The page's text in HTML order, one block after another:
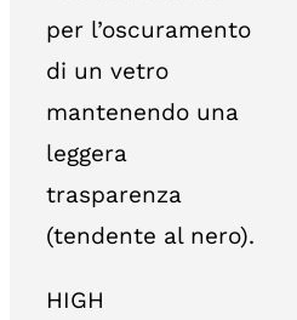
per l’oscuramento
di un vetro
mantenendo una
leggera
trasparenza
(tendente al nero).
HIGH